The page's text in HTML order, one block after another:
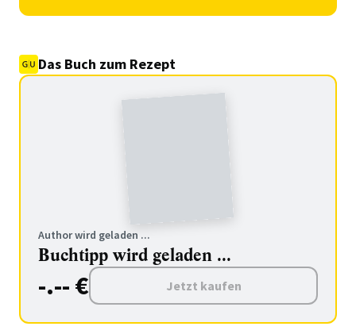
Das Buch zum Rezept
Author wird geladen ...
Buchtipp wird geladen ...
-.-- € Jetzt kaufen